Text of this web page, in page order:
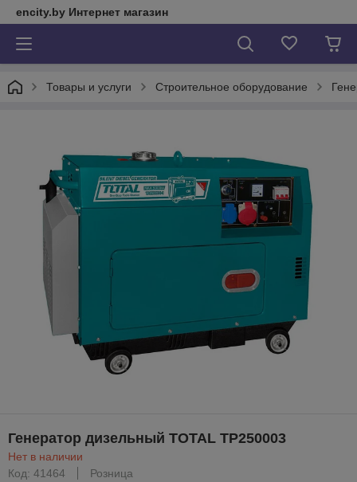
encity.by Интернет магазин
Товары и услуги Строительное оборудование
Генератор дизельный TOTAL TP250003
Нет в наличии
Код: 41464
Розница